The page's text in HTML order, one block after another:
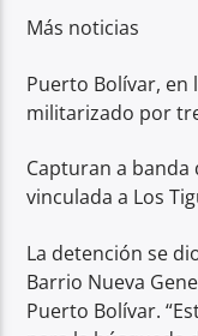
Más noticias
Puerto Bolívar, en
militarizado por
Capturan a
vinculada a Los
La detención se
Barrio Nueva
Puerto Bolívar.